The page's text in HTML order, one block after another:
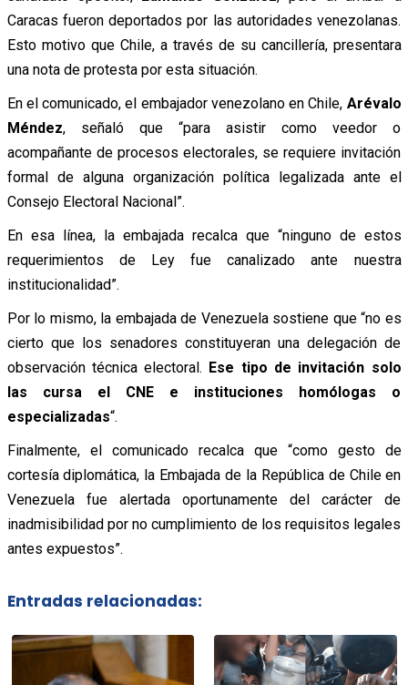
Caracas fueron deportados por las autoridades venezolanas.
Esto motivo que Chile, a través de su cancillería, presentara
una nota de protesta por esta situación.
En el comunicado, el embajador venezolano en Chile, Arévalo
Méndez, señaló que “para asistir como veedor o
acompañante de procesos electorales, se requiere invitación
formal de alguna organización política legalizada ante el
Consejo Electoral Nacional”.
En esa línea, la embajada recalca que “ninguno de estos
requerimientos de Ley fue canalizado ante nuestra
institucionalidad”.
Por lo mismo, la embajada de Venezuela sostiene que “no es
cierto que los senadores constituyeran una delegación de
observación técnica electoral. Ese tipo de invitación solo
las cursa el CNE e instituciones homólogas o
especializadas“.
Finalmente, el comunicado recalca que “como gesto de
cortesía diplomática, la Embajada de la República de Chile en
Venezuela fue alertada oportunamente del carácter de
inadmisibilidad por no cumplimiento de los requisitos legales
antes expuestos”.
Entradas relacionadas: